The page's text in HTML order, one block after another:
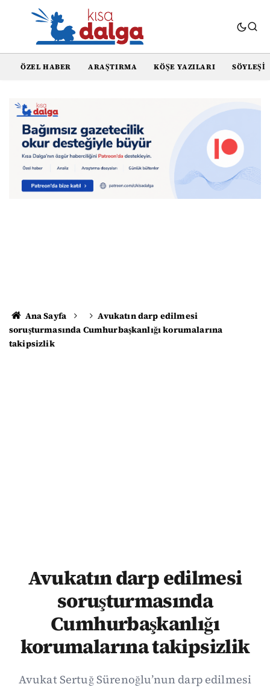
ÖZEL HABER ARAŞTIRMA KÖŞE YAZILARI SÖYLEŞI
Ana Sayfa
Avukatın darp edilmesi
soruşturmasında Cumhurbaşkanlığı korumalarına
takipsizlik
Avukatın darp edilmesi
soruşturmasında
Cumhurbaşkanlığı
korumalarına takipsizlik
Avukat Sertuğ Sürenoğlu’nun darp edilmesi